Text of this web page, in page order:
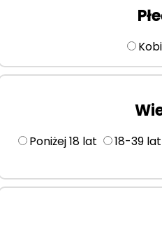
Poniżej 18 lat 18-39